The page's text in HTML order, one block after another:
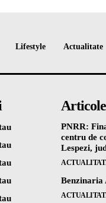
Lifestyle Actualitate
PNRR:
centru de
Lespezi,
Benzinaria